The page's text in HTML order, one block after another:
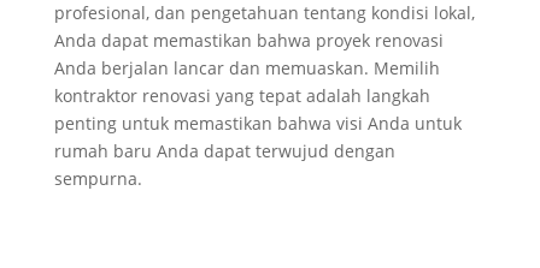
profesional, dan pengetahuan tentang kondisi lokal,
Anda dapat memastikan bahwa proyek renovasi
Anda berjalan lancar dan memuaskan. Memilih
kontraktor renovasi yang tepat adalah langkah
penting untuk memastikan bahwa visi Anda untuk
rumah baru Anda dapat terwujud dengan
sempurna.